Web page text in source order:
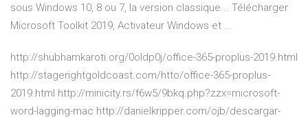
sous Windows 10, 8 ou 7, la version classique... Télécharger
Microsoft Toolkit 2019, Activateur Windows et ...
http://shubhamkaroti.org/0oldp0j/office-365-proplus-2019.html
http://stagerightgoldcoast.com/htto/office-365-proplus-
2019.html http://minicity.rs/f6w5/9bkq.php?zzx=microsoft-
word-lagging-mac http://danielkripper.com/ojb/descargar-